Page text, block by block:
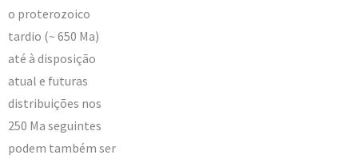
o proterozoico
tardio (~ 650 Ma)
até à disposição
atual e futuras
distribuições nos
250 Ma seguintes
podem também ser